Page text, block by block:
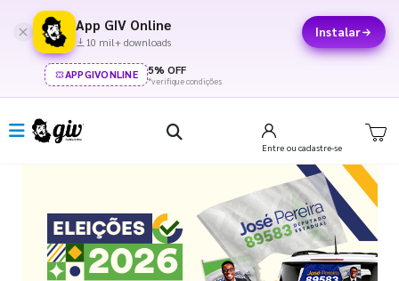
App GIV Online
10 mil+ downloads
Instalar
APPGIVONLINE 5% OFF
*verifique condições
Entre ou cadastre-se